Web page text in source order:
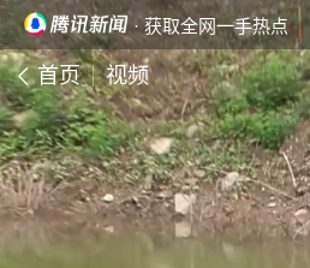
· 获取全网一手热点
首页 视频